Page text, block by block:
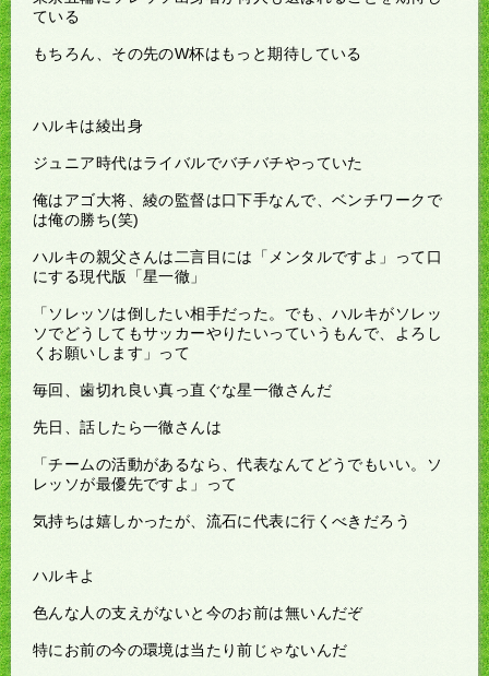
ている
もちろん、その先のW杯はもっと期待している
ハルキは綾出身
ジュニア時代はライバルでバチバチやっていた
俺はアゴ大将、綾の監督は口下手なんで、ベンチワークで
は俺の勝ち(笑)
ハルキの親父さんは二言目には「メンタルですよ」って口
にする現代版「星一徹」
「ソレッソは倒したい相手だった。でも、ハルキがソレッ
ソでどうしてもサッカーやりたいっていうもんで、よろし
くお願いします」って
毎回、歯切れ良い真っ直ぐな星一徹さんだ
先日、話したら一徹さんは
「チームの活動があるなら、代表なんてどうでもいい。ソ
レッソが最優先ですよ」って
気持ちは嬉しかったが、流石に代表に行くべきだろう
ハルキよ
色んな人の支えがないと今のお前は無いんだぞ
特にお前の今の環境は当たり前じゃないんだ